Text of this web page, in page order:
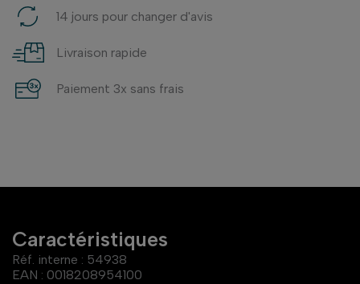
14 jours pour changer d'avis
Livraison rapide
Paiement 3x sans frais
Caractéristiques
Réf. interne : 54938
EAN : 0018208954100